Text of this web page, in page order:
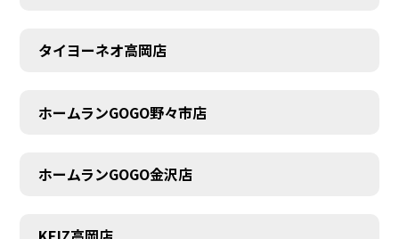
AUDITION
タイヨーネオ高岡店
ホームランGOGO野々市店
ホームランGOGO金沢店